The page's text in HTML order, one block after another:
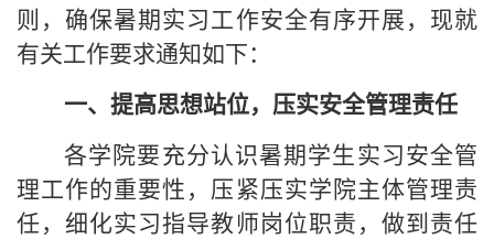
则，确保暑期实习工作安全有序开展，现就
有关工作要求通知如下：
一、提高思想站位，压实安全管理责任
各学院要充分认识暑期学生实习安全管
理工作的重要性，压紧压实学院主体管理责
任，细化实习指导教师岗位职责，做到责任